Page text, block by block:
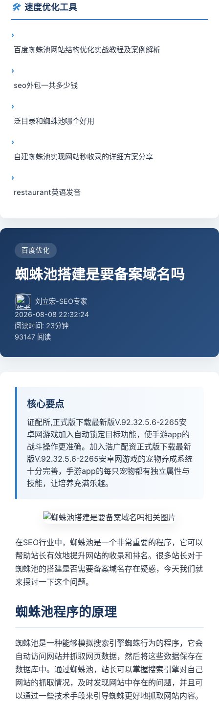
🛠️ 速度优化工具
百度蜘蛛池网站结构优化实战教程及案例解析
seo外包一共多少钱
泛目录和蜘蛛池哪个好用
自建蜘蛛池实现网站秒收录的详细方案分享
restaurant英语发音
百度优化
蜘蛛池搭建是要备案域名吗
刘立宏-SEO专家
2026-08-08 22:32:24
阅读时间: 23分钟
93147 阅读
核心要点
证配所,正式版下载最新版V.92.32.5.6-2265安
卓网游戏加入自动锁定目标功能，使手游app的
战斗操作更准确。加入浩广配资正式版下载最新
版V.92.32.5.6-2265安卓网游戏的宠物养成系统
十分完善，手游app的每只宠物都有独立属性与
技能，让培养充满乐趣。
在SEO行业中，蜘蛛池是一个非常重要的程序，它可以
帮助站长有效地提升网站的收录和排名。很多站长对于
蜘蛛池的搭建是否需要备案域名存在疑惑，今天我们就
来探讨一下这个问题。
蜘蛛池程序的原理
蜘蛛池是一种能够模拟搜索引擎蜘蛛行为的程序，它会
自动访问网站并抓取网页数据，然后将这些数据保存在
数据库中。通过蜘蛛池，站长可以掌握搜索引擎对自己
网站的抓取情况，及时发现网站中存在的问题，并且可
以通过一些技术手段来引导蜘蛛更好地抓取网站内容。